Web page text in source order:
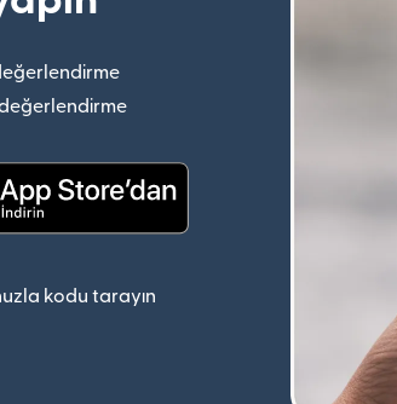
değerlendirme
kodu tarayın